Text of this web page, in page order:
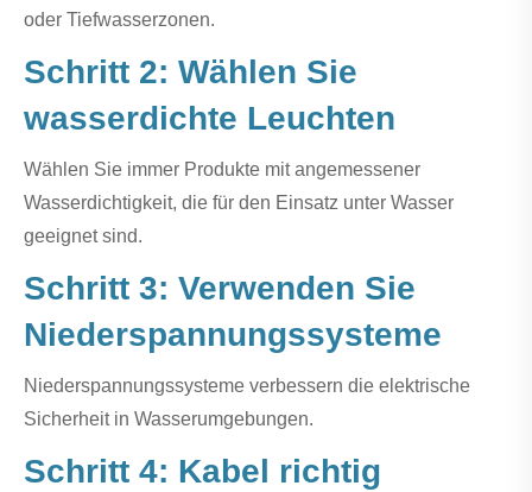
oder Tiefwasserzonen.
Schritt 2: Wählen Sie
wasserdichte Leuchten
Wählen Sie immer Produkte mit angemessener
Wasserdichtigkeit, die für den Einsatz unter Wasser
geeignet sind.
Schritt 3: Verwenden Sie
Niederspannungssysteme
Niederspannungssysteme verbessern die elektrische
Sicherheit in Wasserumgebungen.
Schritt 4: Kabel richtig